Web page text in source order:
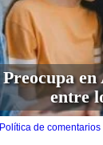
Preocupa
entre
Política de comentarios